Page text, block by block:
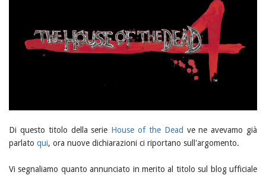
Di questo titolo della serie House of the Dead ve ne avevamo già
parlato qui, ora nuove dichiarazioni ci riportano sull'argomento.
Vi segnaliamo quanto annunciato in merito al titolo sul blog ufficiale